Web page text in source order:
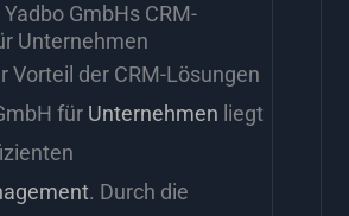
GmbHs CRM-
Unternehmen
Vorteil der CRM-Lösungen
für Unternehmen liegt
. Durch die